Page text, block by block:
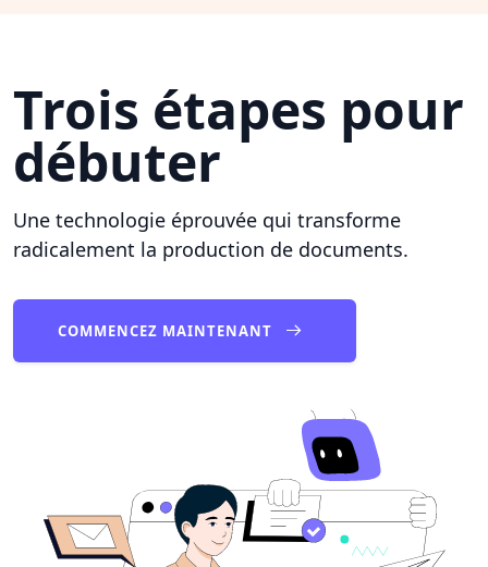
Trois étapes pour
débuter
Une technologie éprouvée qui transforme
radicalement la production de documents.
COMMENCEZ MAINTENANT